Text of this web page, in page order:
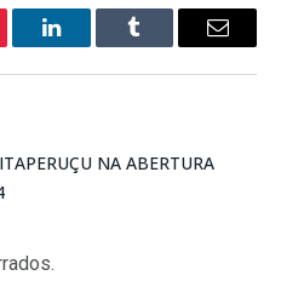
LinkedInTumblr
E-
NA ABERTURA